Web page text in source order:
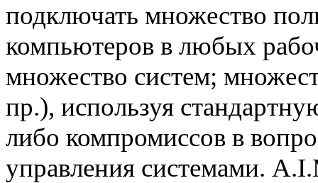
подключать множество
компьютеров в любых
множество систем;
пр.), используя
либо компромиссов в
управления системами.